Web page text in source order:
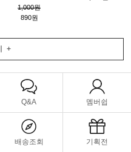
1,000원
890원
+
Q&A 멤버쉽
배송조회 기획전